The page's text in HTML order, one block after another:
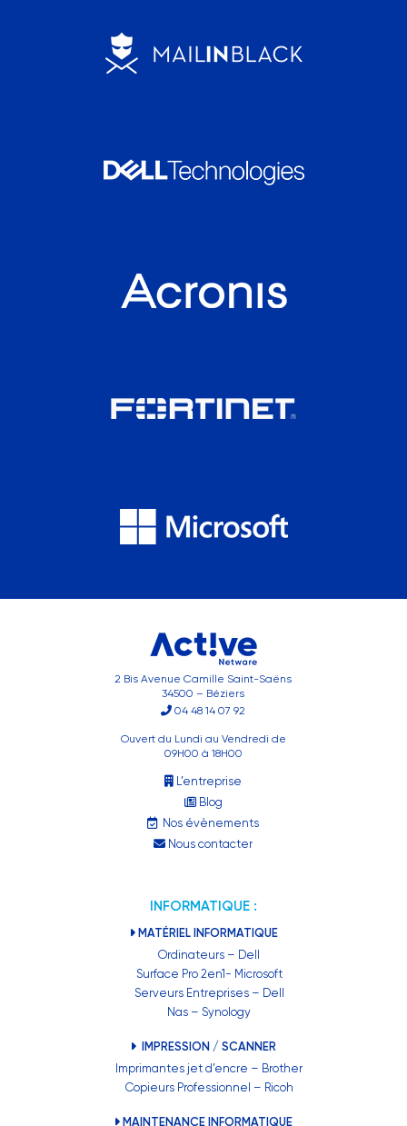
2 Bis Avenue Camille Saint-Saëns
34500 – Béziers
04 48 14 07 92
Ouvert du Lundi au Vendredi de
09H00 à 18H00
L’entreprise
Blog
Nos évènements
Nous contacter
INFORMATIQUE :
MATÉRIEL INFORMATIQUE
Ordinateurs – Dell
Surface Pro 2en1- Microsoft
Serveurs Entreprises – Dell
Nas – Synology
IMPRESSION / SCANNER
Imprimantes jet d’encre – Brother
Copieurs Professionnel – Ricoh
MAINTENANCE INFORMATIQUE